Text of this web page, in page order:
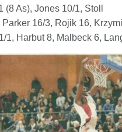
(8 As), Jones 10/1, Stoll
Parker 16/3, Rojik 16,
1, Harbut 8, Malbeck 6,